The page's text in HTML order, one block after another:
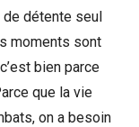
détente seul
moments sont
bien parce
que la vie
on a besoin